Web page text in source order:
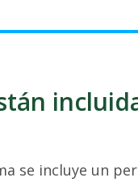
se incluye un